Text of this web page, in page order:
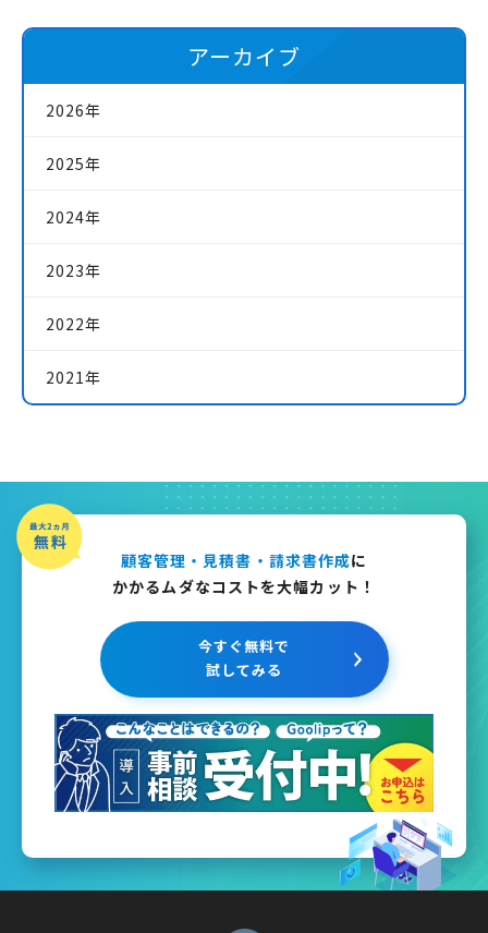
アーカイブ
2026年
2025年
2024年
2023年
2022年
2021年
顧客管理・見積書・請求書作成に
かかるムダなコストを大幅カット！
今すぐ無料で
試してみる